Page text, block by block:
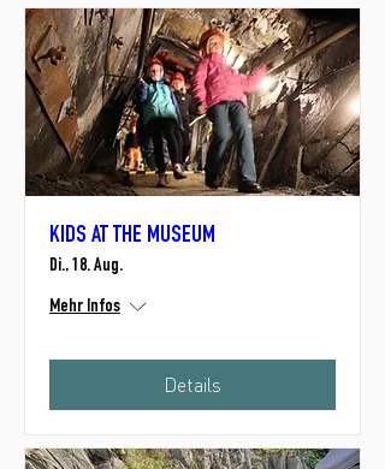
KIDS AT THE MUSEUM
Di., 18. Aug.
Mehr Infos
Details